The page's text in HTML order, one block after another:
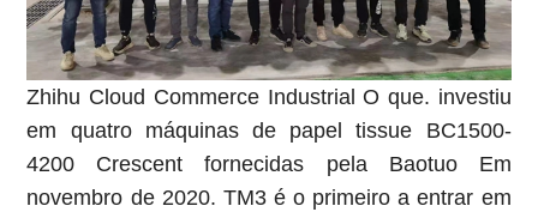
Zhihu Cloud Commerce IndustrialO que. investiu
em quatro máquinas de papel tissue BC1500-
4200 Crescent fornecidas pela BaotuoEm
novembro de 2020. TM3 é o primeiro a entrar em